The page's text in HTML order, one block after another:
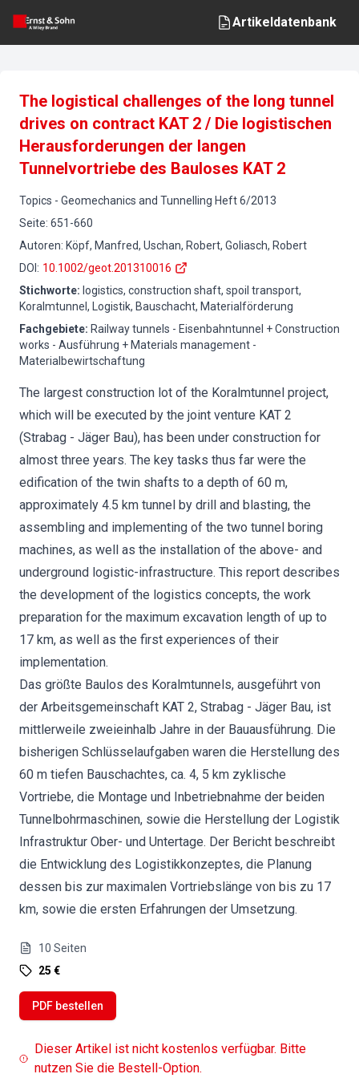
Artikeldatenbank
The logistical challenges of the long tunnel
drives on contract KAT 2 / Die logistischen
Herausforderungen der langen
Tunnelvortriebe des Bauloses KAT 2
Topics - Geomechanics and Tunnelling Heft6/2013
Seite: 651-660
Autoren: Köpf, Manfred, Uschan, Robert, Goliasch, Robert
DOI : 10.1002/geot.201310016
Stichworte: logistics, construction shaft, spoil transport,
Koralmtunnel, Logistik, Bauschacht, Materialförderung
Fachgebiete: Railway tunnels - Eisenbahntunnel + Construction
works - Ausführung + Materials management -
Materialbewirtschaftung
The largest construction lot of the Koralmtunnel project,
which will be executed by the joint venture KAT 2
(Strabag - Jäger Bau), has been under construction for
almost three years. The key tasks thus far were the
edification of the twin shafts to a depth of 60 m,
approximately 4.5 km tunnel by drill and blasting, the
assembling and implementing of the two tunnel boring
machines, as well as the installation of the above- and
underground logistic-infrastructure. This report describes
the development of the logistics concepts, the work
preparation for the maximum excavation length of up to
17 km, as well as the first experiences of their
implementation.
Das größte Baulos des Koralmtunnels, ausgeführt von
der Arbeitsgemeinschaft KAT 2, Strabag - Jäger Bau, ist
mittlerweile zweieinhalb Jahre in der Bauausführung. Die
bisherigen Schlüsselaufgaben waren die Herstellung des
60 m tiefen Bauschachtes, ca. 4, 5 km zyklische
Vortriebe, die Montage und Inbetriebnahme der beiden
Tunnelbohrmaschinen, sowie die Herstellung der Logistik
Infrastruktur Ober- und Untertage. Der Bericht beschreibt
die Entwicklung des Logistikkonzeptes, die Planung
dessen bis zur maximalen Vortriebslänge von bis zu 17
km, sowie die ersten Erfahrungen der Umsetzung.
10 Seiten
25 €
PDF bestellen
Dieser Artikel ist nicht kostenlos verfügbar. Bitte
nutzen Sie die Bestell-Option.